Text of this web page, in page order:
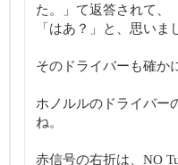
た。」て返答されて、
「はあ？」と、思いま
そのドライバーも確か
ホノルルのドライバー
ね。
赤信号の右折は、NO